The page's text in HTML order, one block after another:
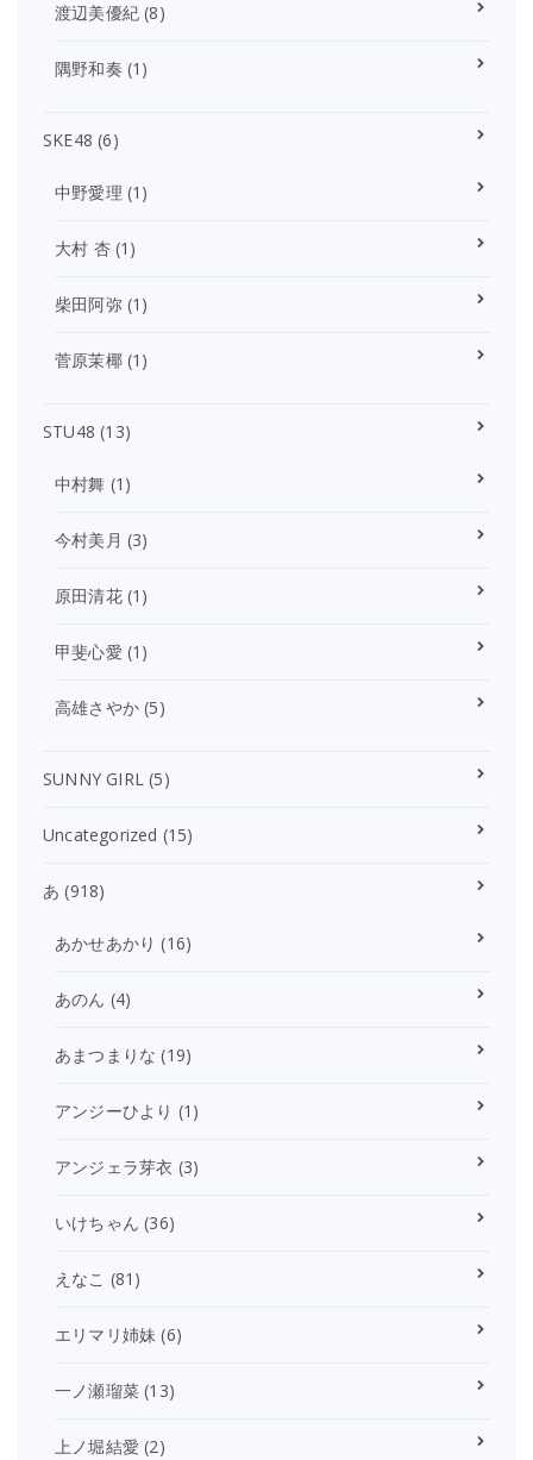
渡辺美優紀 (8)
隅野和奏 (1)
SKE48 (6)
中野愛理 (1)
大村 杏(1)
柴田阿弥(1)
菅原茉椰(1)
STU48 (13)
中村舞 (1)
今村美月 (3)
原田清花(1)
甲斐心愛 (1)
高雄さやか (5)
SUNNY GIRL (5)
Uncategorized (15)
あ (918)
あかせあかり (16)
あのん (4)
あまつまりな (19)
アンジーひより (1)
アンジェラ芽衣 (3)
いけちゃん (36)
えなこ (81)
エリマリ姉妹 (6)
一ノ瀬瑠菜 (13)
上ノ堀結愛 (2)